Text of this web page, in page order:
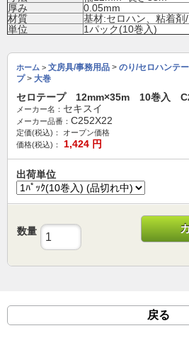
厚み
0.05mm
材質
基材:セロハン、粘着剤
単位
1パック(10巻入)
ホーム > 文房具/事務用品 > のり/セロハンテ
プ> 大巻
セロテープ 12mm×35m 10巻入
メーカー名： セキスイ
メーカー品番： C252X22
定価(税込)：
オープン価格
価格(税込)：
1,424 円
出荷単位
数量
戻る